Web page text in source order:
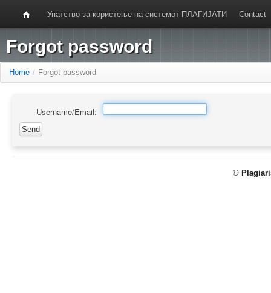
Упатство за користење на системот ПЛАГИЈАТИ Contact
Forgot password
Home / Forgot password
Username/Email:
©